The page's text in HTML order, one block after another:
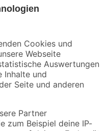
Aktionen mehr verpassen!